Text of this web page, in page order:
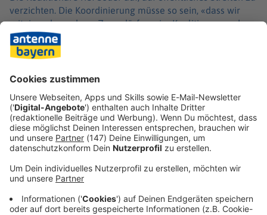
verzichten. Die Koordinierung müsse so sein, «dass wir
miteinander reden». Zwar dürfe es im Koalitionsausschuss
wie in einer Kabinettsitzung auch mal härter zugehen,
«aber nach außen, glaube ich, muss man sich auch so
benehmen, wie es der Ernst der Lage und deren
Herausforderung für die Demokratie bedeutet».